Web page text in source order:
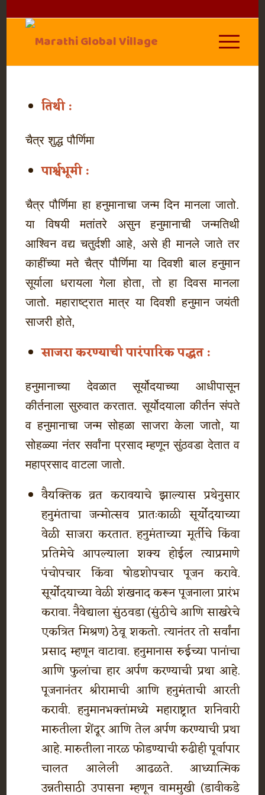
तिथी :
चैत्र शुद्ध पौर्णिमा
पार्श्वभूमी :
चैत्र पौर्णिमा हा हनुमानाचा जन्म दिन मानला जातो.
या विषयी मतांतरे असुन हनुमानाची जन्मतिथी
आश्विन वद्य चतुर्दशी आहे, असे ही मानले जाते तर
काहींच्या मते चैत्र पौर्णिमा या दिवशी बाल हनुमान
सूर्याला धरायला गेला होता, तो हा दिवस मानला
जातो. महाराष्ट्रात मात्र या दिवशी हनुमान जयंती
साजरी होते,
साजरा करण्याची पारंपारिक पद्धत :
हनुमानाच्या देवळात सूर्योदयाच्या आधीपासून
कीर्तनाला सुरुवात करतात. सूर्योदयाला कीर्तन संपते
व हनुमानाचा जन्म सोहळा साजरा केला जातो, या
सोहळ्या नंतर सर्वांना प्रसाद म्हणून सुंठवडा देतात व
महाप्रसाद वाटला जातो.
वैयक्तिक व्रत करावयाचे झाल्यास प्रथेनुसार
हनुमंताचा जन्मोत्सव प्रातःकाळी सूर्योदयाच्या
वेळी साजरा करतात. हनुमंताच्या मूर्तीचे किंवा
प्रतिमेचे आपल्याला शक्य होईल त्याप्रमाणे
पंचोपचार किंवा षोडशोपचार पूजन करावे.
सूर्योदयाच्या वेळी शंखनाद करून पूजनाला प्रारंभ
करावा. नैवेद्याला सुंठवडा (सुंठीचे आणि साखरेचे
एकत्रित मिश्रण) ठेवू शकतो. त्यानंतर तो सर्वांना
प्रसाद म्हणून वाटावा. हनुमानास रुईच्या पानांचा
आणि फुलांचा हार अर्पण करण्याची प्रथा आहे.
पूजनानंतर श्रीरामाची आणि हनुमंताची आरती
करावी. हनुमानभक्तांमध्ये महाराष्ट्रात शनिवारी
मारुतीला शेंदूर आणि तेल अर्पण करण्याची प्रथा
आहे. मारुतीला नारळ फोडण्याची रुढीही पूर्वापार
चालत आलेली आढळते. आध्यात्मिक
उन्नतीसाठी उपासना म्हणून वाममुखी (डावीकडे